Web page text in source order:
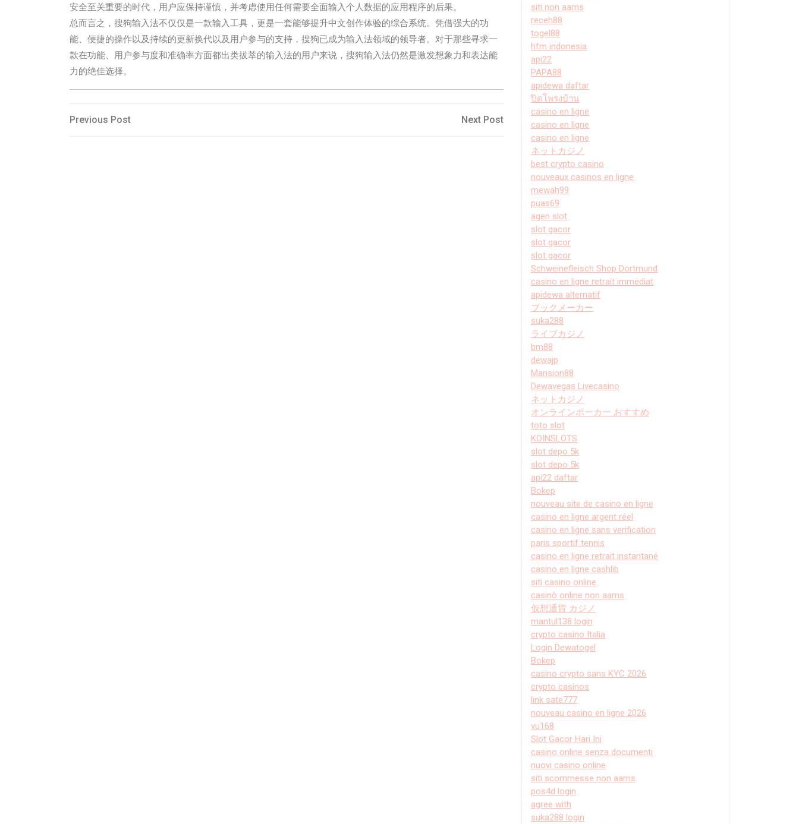
安全至关重要的时代，用户应保持谨慎，并考虑使用任何需要全面输入个人数据的应用程序的后果。
总而言之，搜狗输入法不仅仅是一款输入工具，更是一套能够提升中文创作体验的综合系统。凭借强大的功
能、便捷的操作以及持续的更新换代以及用户参与的支持，搜狗已成为输入法领域的领导者。对于那些寻求一
款在功能、用户参与度和准确率方面都出类拔萃的输入法的用户来说，搜狗输入法仍然是激发想象力和表达能
力的绝佳选择。
Post
Previous
Previous Post
Next
Next Post
siti non aams
receh88
togel88
hfm indonesia
api22
PAPA88
apidewa daftar
ปิดโพรงบ้าน
casino en ligne
casino en ligne
casino en ligne
ネットカジノ
best crypto casino
nouveaux casinos en ligne
mewah99
puas69
agen slot
slot gacor
slot gacor
slot gacor
Schweinefleisch Shop Dortmund
casino en ligne retrait immédiat
apidewa alternatif
ブックメーカー
suka288
ライブカジノ
bm88
dewajp
Mansion88
Dewavegas Livecasino
ネットカジノ
オンラインポーカー おすすめ
toto slot
KOINSLOTS
slot depo 5k
slot depo 5k
api22 daftar
Bokep
nouveau site de casino en ligne
casino en ligne argent réel
casino en ligne sans verification
paris sportif tennis
casino en ligne retrait instantané
casino en ligne cashlib
siti casino online
casinò online non aams
仮想通貨 カジノ
mantul138 login
crypto casino Italia
Login Dewatogel
Bokep
casino crypto sans KYC 2026
crypto casinos
link sate777
nouveau casino en ligne 2026
vu168
Slot Gacor Hari Ini
casino online senza documenti
nuovi casino online
siti scommesse non aams
pos4d login
agree with
suka288 login